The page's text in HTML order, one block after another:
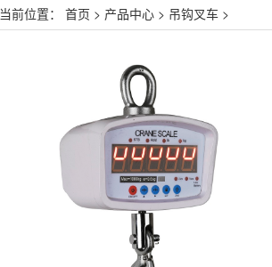
当前位置： 首页 > 产品中心 > 吊钩叉车 >